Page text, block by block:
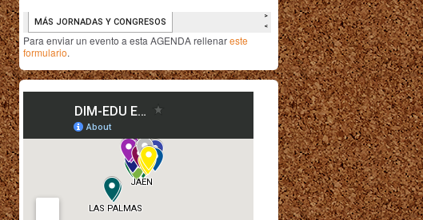
Para enviar un evento a esta AGENDA rellenareste
formulario.